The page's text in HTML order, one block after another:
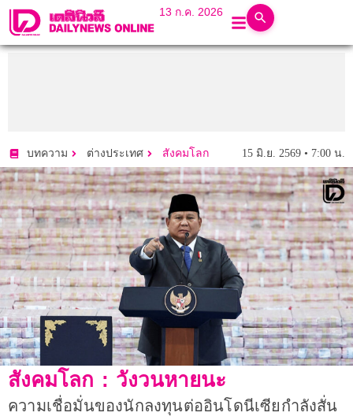
13 ก.ค. 2026
บทความ ต่างประเทศ สังคมโลก 15 มิ.ย. 2569 • 7:00 น.
สังคมโลก : วังวนหายนะ
ความเชื่อมั่นของนักลงทุนต่ออินโดนีเซียกำลังสั่น